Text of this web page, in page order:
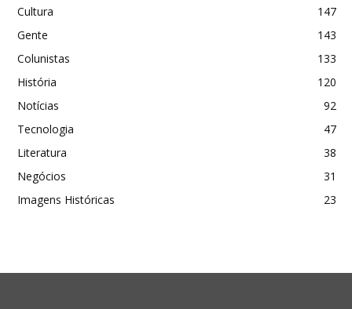
Cultura
147
Gente
143
Colunistas
133
História
120
Notícias
92
Tecnologia
47
Literatura
38
Negócios
31
Imagens Históricas
23